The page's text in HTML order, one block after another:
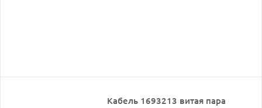
Кабель 1693213 витая пара